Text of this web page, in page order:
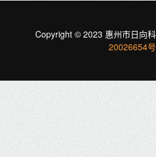
Copyright © 2023 惠州市日向
20026654